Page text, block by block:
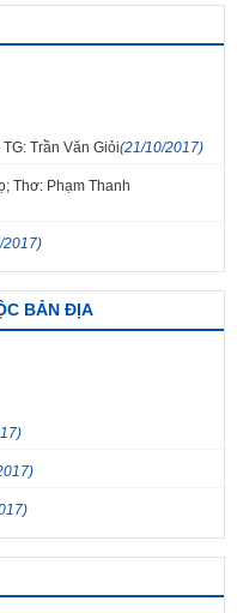
Trần Văn Giỏi(21/10/2017)
Thơ: Phạm Thanh
2017)
BẢN ĐỊA